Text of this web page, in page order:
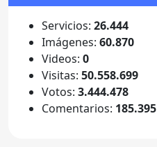
Servicios: 26.444
Imágenes: 60.870
Videos: 0
Visitas: 50.558.699
Votos: 3.444.478
Comentarios: 185.395